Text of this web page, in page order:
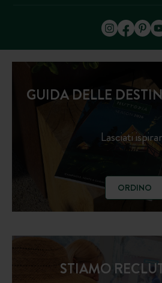
GUIDA DELLE
Lasciati
ORDINO
STIAMO